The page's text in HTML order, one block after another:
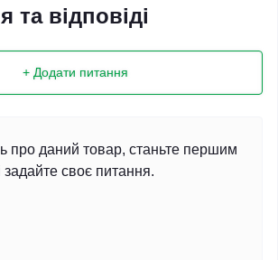
та відповіді
+ Додати питання
про даний товар, станьте першим
задайте своє питання.